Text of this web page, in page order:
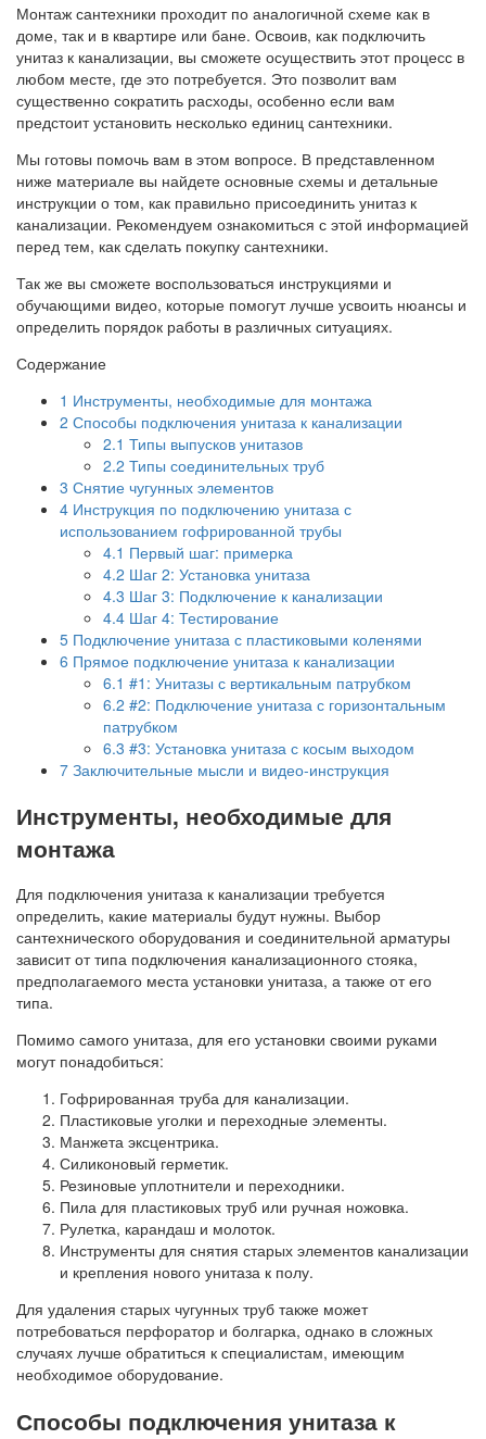
Монтаж сантехники проходит по аналогичной схеме как в
доме, так и в квартире или бане. Освоив, как подключить
унитаз к канализации, вы сможете осуществить этот процесс в
любом месте, где это потребуется. Это позволит вам
существенно сократить расходы, особенно если вам
предстоит установить несколько единиц сантехники.
Мы готовы помочь вам в этом вопросе. В представленном
ниже материале вы найдете основные схемы и детальные
инструкции о том, как правильно присоединить унитаз к
канализации. Рекомендуем ознакомиться с этой информацией
перед тем, как сделать покупку сантехники.
Так же вы сможете воспользоваться инструкциями и
обучающими видео, которые помогут лучше усвоить нюансы и
определить порядок работы в различных ситуациях.
Содержание
1 Инструменты, необходимые для монтажа
2 Способы подключения унитаза к канализации
2.1 Типы выпусков унитазов
2.2 Типы соединительных труб
3 Снятие чугунных элементов
4 Инструкция по подключению унитаза с
использованием гофрированной трубы
4.1 Первый шаг: примерка
4.2 Шаг 2: Установка унитаза
4.3 Шаг 3: Подключение к канализации
4.4 Шаг 4: Тестирование
5 Подключение унитаза с пластиковыми коленями
6 Прямое подключение унитаза к канализации
6.1 #1: Унитазы с вертикальным патрубком
6.2 #2: Подключение унитаза с горизонтальным
патрубком
6.3 #3: Установка унитаза с косым выходом
7 Заключительные мысли и видео-инструкция
Инструменты, необходимые для
монтажа
Для подключения унитаза к канализации требуется
определить, какие материалы будут нужны. Выбор
сантехнического оборудования и соединительной арматуры
зависит от типа подключения канализационного стояка,
предполагаемого места установки унитаза, а также от его
типа.
Помимо самого унитаза, для его установки своими руками
могут понадобиться:
Гофрированная труба для канализации.
Пластиковые уголки и переходные элементы.
Манжета эксцентрика.
Силиконовый герметик.
Резиновые уплотнители и переходники.
Пила для пластиковых труб или ручная ножовка.
Рулетка, карандаш и молоток.
Инструменты для снятия старых элементов канализации
и крепления нового унитаза к полу.
Для удаления старых чугунных труб также может
потребоваться перфоратор и болгарка, однако в сложных
случаях лучше обратиться к специалистам, имеющим
необходимое оборудование.
Способы подключения унитаза к